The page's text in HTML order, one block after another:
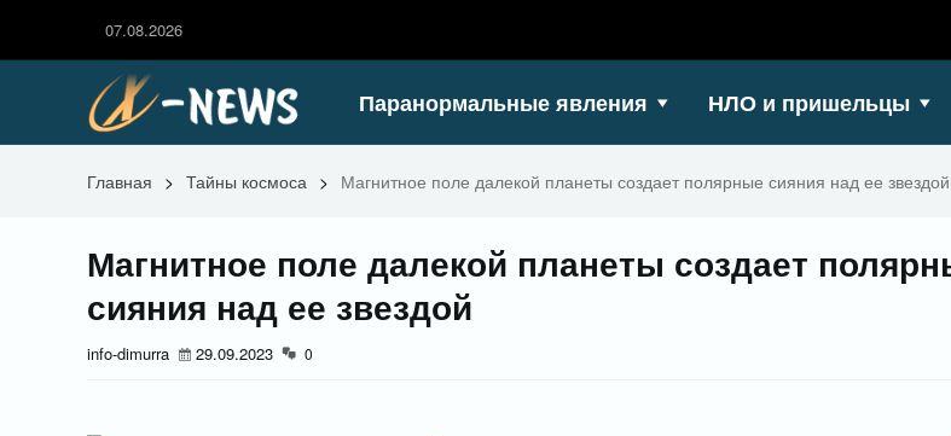
07.08.2026
Паранормальные явления НЛО и пришельцы
Главная > Тайны космоса > Магнитное поле далекой планеты создает полярные сияния над ее звездой
Магнитное поле далекой планеты создает
сияния над ее звездой
info-dimurra 29.09.2023 0